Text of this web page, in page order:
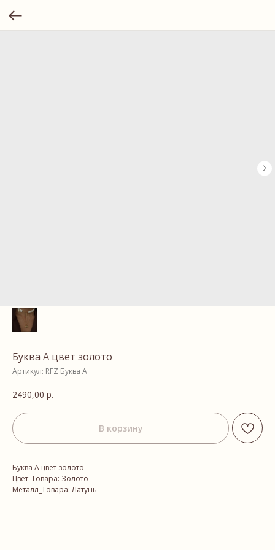
Буква A цвет золото
Артикул: RFZ Буква A
2490,00 р.
В корзину
Буква A цвет золото
Цвет_Товара: Золото
Металл_Товара: Латунь